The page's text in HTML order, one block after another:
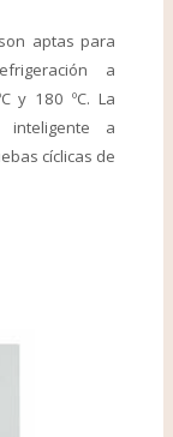
aptas para
a
y 180 ºC. La
inteligente a
cíclicas de